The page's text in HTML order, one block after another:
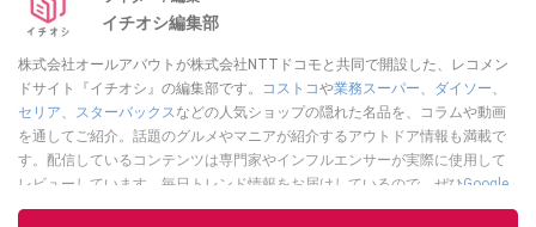
ご紹介します。
イチオシ編集部
株式会社オールアバウトが株式会社NTTドコモと共同で開設した、レコメン
ドサイト『イチオシ』の編集部です。
コストコや業務スーパー、 ダイソー、
セリア、 スターバックスなどの人気ショップの隠れた名品を、コラムや動画
を通してご紹介。話題のグルメやマニアが紹介するアウトドア情報も満載で
す。配信しているコンテンツは専門家やインフルエンサーが実際に使用して
レビューしています。毎日トレンド情報をお届けしているので、ぜひGoogle
ニュースでフォローしてください！